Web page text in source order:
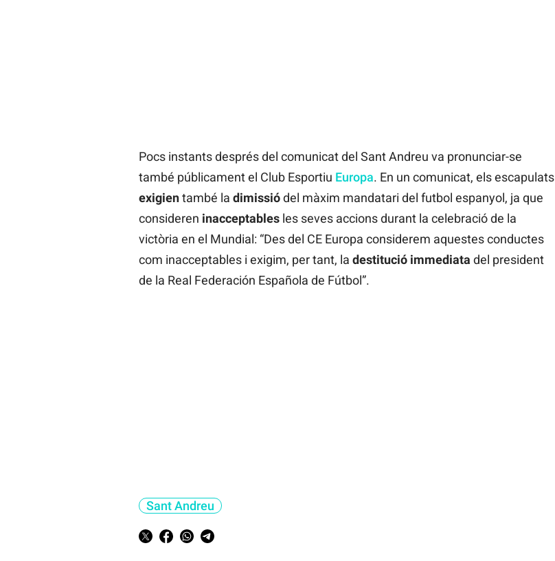
Pocs instants després del comunicat del Sant Andreu va pronunciar-se
també públicament el Club Esportiu Europa. En un comunicat, els escapulats
exigientambé la dimissiódel màxim mandatari del futbol espanyol, ja que
consideren inacceptables les seves accions durant la celebració de la
victòria en el Mundial: “Des del CE Europa considerem aquestes conductes
com inacceptables i exigim, per tant, la destitució immediata del president
de la Real Federación Española de Fútbol”.
Sant Andreu